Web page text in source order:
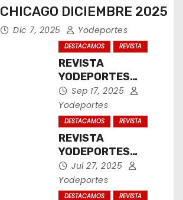
CHICAGO DICIEMBRE 2025
Dic 7, 2025 Yodeportes
DESTACAMOS REVISTA
REVISTA
YODEPORTES
CHICAGO
SEPTIEMBRE 2025
Sep 17, 2025
Yodeportes
DESTACAMOS REVISTA
REVISTA
YODEPORTES
CHICAGO JULIO
2025
Jul 27, 2025
Yodeportes
DESTACAMOS REVISTA